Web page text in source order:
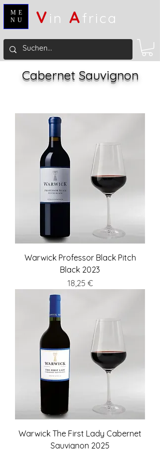
V in Africa
ME
NU
Cabernet Sauvignon
Warwick Professor Black Pitch
Black 2023
Preis
18,25 €
Warwick The First Lady Cabernet
Sauvignon 2025